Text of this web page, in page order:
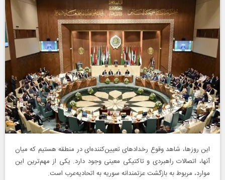
این روزها، شاهد وقوع رخدادهای تعیین‌کننده‌ای در منطقه هستیم که میان
آنها، اتصالات راهبردی و تاکتیکی معینی وجود دارد. یکی از مهم‌ترین این
موارد، مربوط به بازگشت عزتمندانه سوریه به اتحادیه‌عرب است.